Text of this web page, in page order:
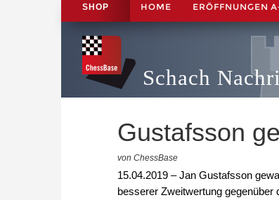
SHOP HOME ERÖFFNUNGEN
Schach
Gustafsson
von ChessBase
15.04.2019 – Jan Gustafsson
besserer Zweitwertung